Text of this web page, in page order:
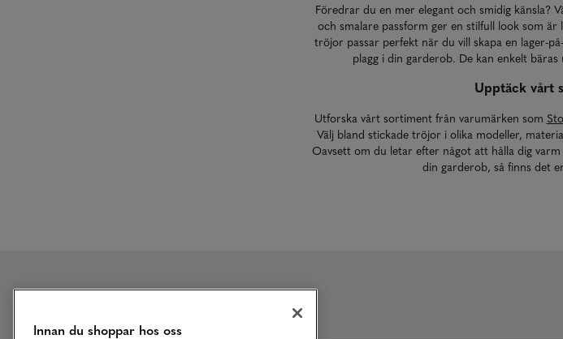
Föredrar du en mer elegant och smidig känsla?
och smalare passform ger en stilfull look som är
tröjor passar perfekt när du vill skapa en lager-
plagg i din garderob. De kan enkelt
Upptäck vårt
Utforska vårt sortiment från varumärken som
Välj bland stickade tröjor i olika modeller,
Oavsett om du letar efter något att hålla dig
din garderob, så finns det
Innan du shoppar hos oss